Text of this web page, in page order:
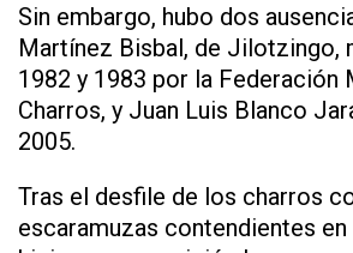
Sin embargo, hubo dos
Martínez Bisbal, de Jilotzingo,
1982 y 1983 por la Federación
Charros, y Juan Luis Blanco
2005.
Tras el desfile de los charros
escaramuzas contendientes